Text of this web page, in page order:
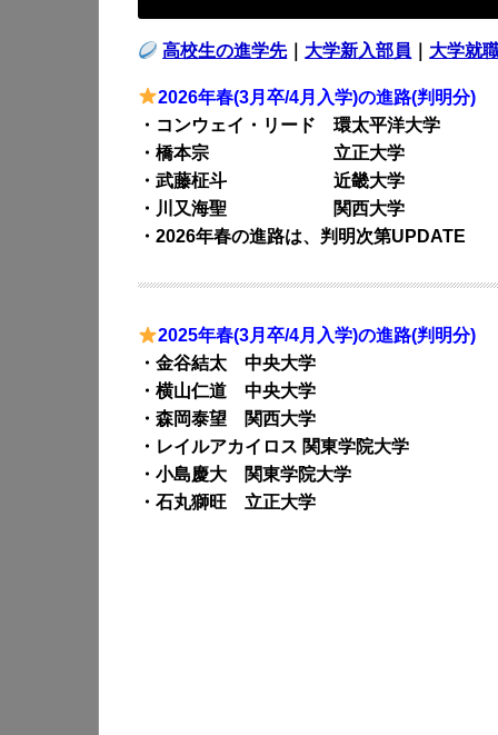
高校生の進学先｜ 大学新入部員 大学就
2026年春(3月卒/4月入学)の進路(判明分)
・コンウェイ・リード 環太平洋大学
・橋本宗 立正大学
・武藤柾斗 近畿大学
・川又海聖 関西大学
・2026年春の進路は、判明次第UPDATE
2025年春(3月卒/4月入学)の進路(判明分)
・金谷結太 中央大学
・横山仁道 中央大学
・森岡泰望 関西大学
・レイルアカイロス 関東学院大学
・小島慶大 関東学院大学
・石丸獅旺 立正大学